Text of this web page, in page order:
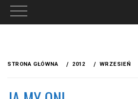
STRONA GŁÓWNA 2012 WRZESIEŃ